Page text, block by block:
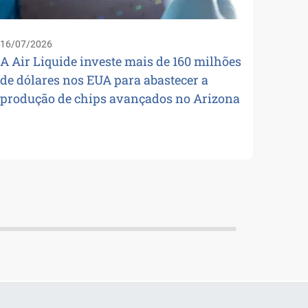
16/07/2026
A Air Liquide investe mais de 160 milhões
de dólares nos EUA para abastecer a
produção de chips avançados no Arizona